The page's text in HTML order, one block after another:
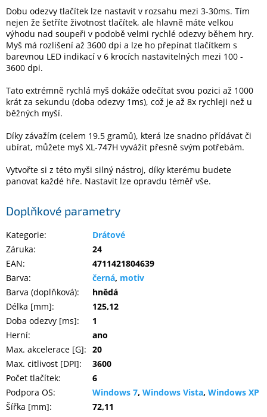
VÝPRODEJ
Akční
zboží
TONERY
A
CARTRIDGE
OEM
Sestavy
počítačů
Kamerové
Doprodej
Přihlášení
Dobu odezvy tlačítek lze nastavit v rozsahu mezi 3-30ms. Tím
nejen že šetříte životnost tlačítek, ale hlavně máte velkou
výhodu nad soupeři v podobě velmi rychlé odezvy během hry.
Myš má rozlišení až 3600 dpi a lze ho přepínat tlačítkem s
barevnou LED indikací v 6 krocích nastavitelných mezi 100 -
3600 dpi.
Tato extrémně rychlá myš dokáže odečítat svou pozici až 1000
krát za sekundu (doba odezvy 1ms), což je až 8x rychleji než u
běžných myší.
Díky závažím (celem 19.5 gramů), která lze snadno přídávat či
ubírat, můžete myš XL-747H vyvážit přesně svým potřebám.
Vytvořte si z této myši silný nástroj, díky kterému budete
panovat každé hře. Nastavit lze opravdu téměř vše.
Doplňkové parametry
Kategorie:
Drátové
Záruka:
24
EAN:
4711421804639
Barva: černá, motiv
Barva (doplňková):
hnědá
Délka [mm]:
125,12
Doba odezvy [ms]:
1
Herní:
ano
Max. akcelerace [G]: 20
Max. citlivost [DPI]:
3600
Počet tlačítek:
6
Podpora OS: Windows 7, Windows Vista, Windows XP
Šířka [mm]:
72,11